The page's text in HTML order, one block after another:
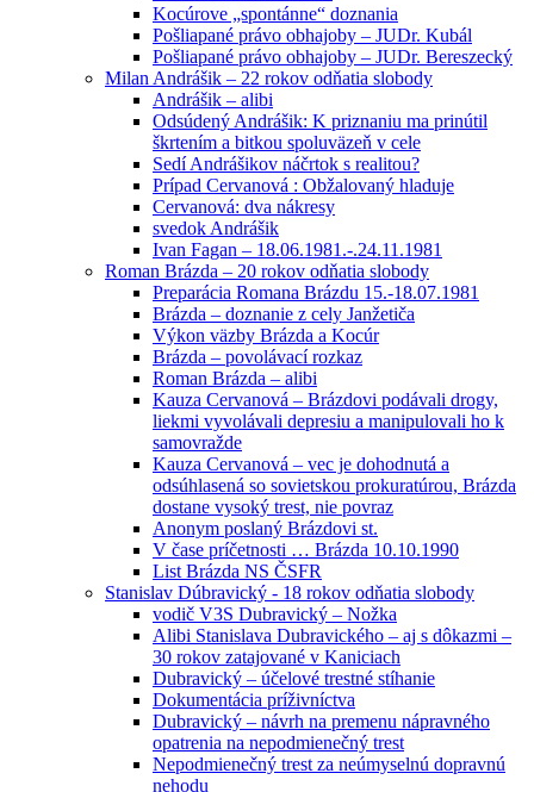
Kocúrove „spontánne“ doznania
Pošliapané právo obhajoby – JUDr. Kubál
Pošliapané právo obhajoby – JUDr. Bereszecký
Milan Andrášik – 22 rokov odňatia slobody
Andrášik – alibi
Odsúdený Andrášik: K priznaniu ma prinútil
škrtením a bitkou spoluväzeň v cele
Sedí Andrášikov náčrtok s realitou?
Prípad Cervanová : Obžalovaný hladuje
Cervanová: dva nákresy
svedok Andrášik
Ivan Fagan – 18.06.1981.-.24.11.1981
Roman Brázda – 20 rokov odňatia slobody
Preparácia Romana Brázdu 15.-18.07.1981
Brázda – doznanie z cely Janžetiča
Výkon väzby Brázda a Kocúr
Brázda – povolávací rozkaz
Roman Brázda – alibi
Kauza Cervanová – Brázdovi podávali drogy,
liekmi vyvolávali depresiu a manipulovali ho k
samovražde
Kauza Cervanová – vec je dohodnutá a
odsúhlasená so sovietskou prokuratúrou, Brázda
dostane vysoký trest, nie povraz
Anonym poslaný Brázdovi st.
V čase príčetnosti … Brázda 10.10.1990
List Brázda NS ČSFR
Stanislav Dúbravický - 18 rokov odňatia slobody
vodič V3S Dubravický – Nožka
Alibi Stanislava Dubravického – aj s dôkazmi –
30 rokov zatajované v Kaniciach
Dubravický – účelové trestné stíhanie
Dokumentácia príživníctva
Dubravický – návrh na premenu nápravného
opatrenia na nepodmienečný trest
Nepodmienečný trest za neúmyselnú dopravnú
nehodu